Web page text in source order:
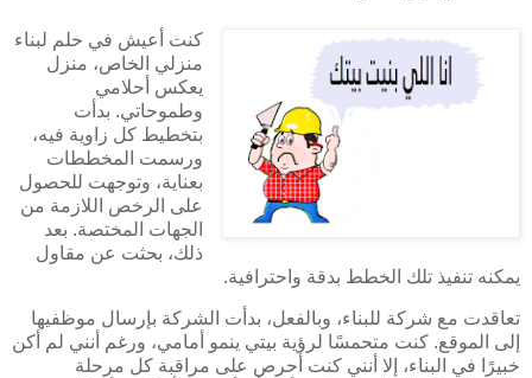
كنت أعيش في حلم لبناء
منزلي الخاص، منزل
يعكس أحلامي
وطموحاتي. بدأت
بتخطيط كل زاوية فيه،
ورسمت المخططات
بعناية، وتوجهت للحصول
على الرخص اللازمة من
الجهات المختصة. بعد
ذلك، بحثت عن مقاول
يمكنه تنفيذ تلك الخطط بدقة واحترافية.
تعاقدت مع شركة للبناء، وبالفعل، بدأت الشركة بإرسال موظفيها
إلى الموقع. كنت متحمسًا لرؤية بيتي ينمو أمامي، ورغم أنني لم أكن
خبيرًا في البناء، إلا أنني كنت أحرص على مراقبة كل مرحلة